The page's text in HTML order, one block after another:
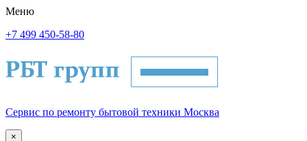
Меню
+7 499 450-58-80
Сервис по ремонту бытовой техники Москва
×